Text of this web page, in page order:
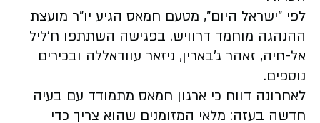
לפי "ישראל היום", מטעם חמאס הגיע יו"ר מועצת
ההנהגה מוחמד דרוויש. בפגישה השתתפו ח'ליל
אל-חיה, זאהר ג'בארין, ניזאר עוודאללה ובכירים
נוספים.
לאחרונה דווח כי ארגון חמאס מתמודד עם בעיה
חדשה בעזה: מלאי המזומנים שהוא צריך כדי